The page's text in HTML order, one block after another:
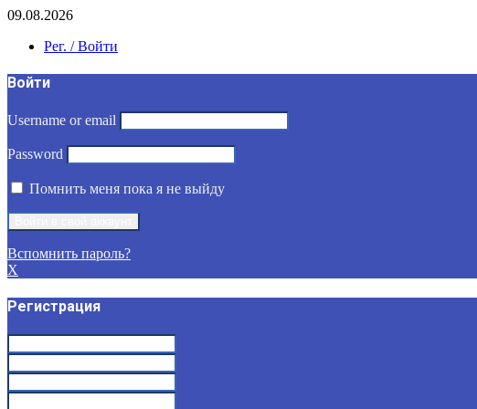
09.08.2026
Рег. / Войти
Войти
Username or email
Password
Помнить меня пока я не выйду
Вспомнить пароль?
X
Регистрация